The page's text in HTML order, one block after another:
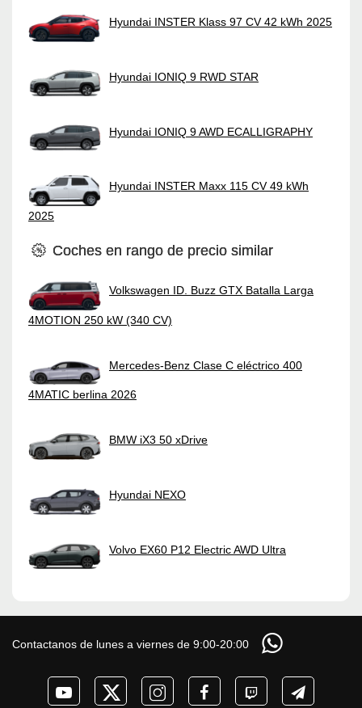
Hyundai INSTER Klass 97 CV 42 kWh 2025
Hyundai IONIQ 9 RWD STAR
Hyundai IONIQ 9 AWD ECALLIGRAPHY
Hyundai INSTER Maxx 115 CV 49 kWh
2025
Coches en rango de precio similar
Volkswagen ID. Buzz GTX Batalla Larga
4MOTION 250 kW (340 CV)
Mercedes-Benz Clase C eléctrico 400
4MATIC berlina 2026
BMW iX3 50 xDrive
Hyundai NEXO
Volvo EX60 P12 Electric AWD Ultra
Contactanos de lunes a viernes de 9:00-20:00